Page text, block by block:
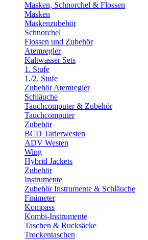
Masken, Schnorchel & Flossen
Masken
Maskenzubehör
Schnorchel
Flossen und Zubehör
Atemregler
Kaltwasser Sets
1. Stufe
1./2. Stufe
Zubehör Atemregler
Schläuche
Tauchcomputer & Zubehör
Tauchcomputer
Zubehör
BCD Tarierwesten
ADV Westen
Wing
Hybrid Jackets
Zubehör
Instrumente
Zubehör Instrumente & Schläuche
Finimeter
Kompass
Kombi-Instrumente
Taschen & Rucksäcke
Trockentaschen